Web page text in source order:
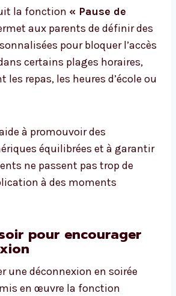
la fonction « Pause de
aux parents de définir des
pour bloquer l’accès
certains plages horaires,
les repas, les heures d’école ou
à promouvoir des
équilibrées et à garantir
ne passent pas trop de
à des moments
pour encourager
une déconnexion en soirée
en œuvre la fonction